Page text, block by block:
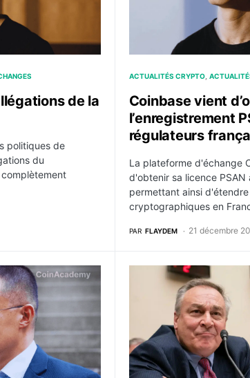
de la
politiques de
du
ACTUALITÉS CRYPTO
Coinbase vient
l’enregistrement
régulateurs
La plateforme d'échange
d'obtenir sa licence PSAN
permettant ainsi
cryptographiques en
PAR FLAYDEM 21 décembre
le règlement à l’amiable entre Binance et
Abus des avocats et